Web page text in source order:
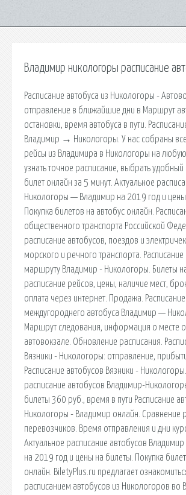
Владимир никологоры расписание
Расписание автобуса из Никологоры -
отправление в ближайшие дни в Маршрут
остановки, время автобуса в пути.
Владимир → Никологоры. У нас собраны
рейсы из Владимира в Никологоры на
узнать точное расписание, выбрать удобный
билет онлайн за 5 минут. Актуальное
Никологоры — Владимир на 2019 год и цены
Покупка билетов на автобус онлайн.
общественного транспорта Российской
расписание автобусов, поездов и
морского и речного транспорта.
маршруту Владимир - Никологоры. Билеты
расписание рейсов, цены, наличие мест,
оплата через интернет. Продажа.
междугороднего автобуса Владимир —
Маршрут следования, информация о месте
автовокзале. Обновление расписания.
Вязники - Никологоры: отправление,
Расписание автобусов Вязники -
расписание автобусов Владимир-
билеты 360 руб., время в пути Расписание
Никологоры - Владимир онлайн. Сравнение
перевозчиков. Время отправления и дни
Актуальное расписание автобусов
на 2019 год и цены на билеты. Покупка
онлайн. BiletyPlus.ru предлагает
расписанием автобусов из Никологоров во